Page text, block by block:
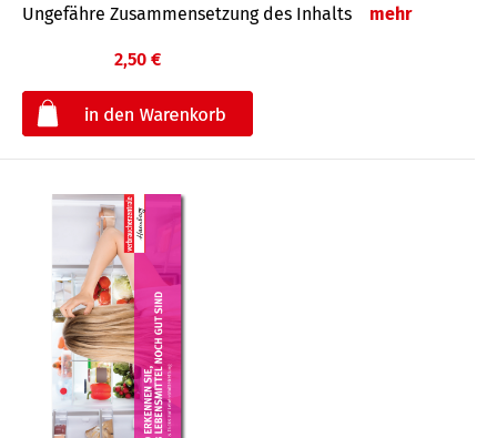
Ungefähre Zusammensetzung des Inhalts mehr
2,50 €